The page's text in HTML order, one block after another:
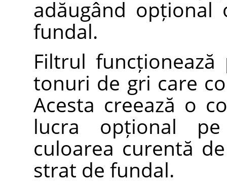
adăugând
fundal.
Filtrul
tonuri de gri care
Acesta creează o
lucra opțional
culoarea curentă
strat de fundal.